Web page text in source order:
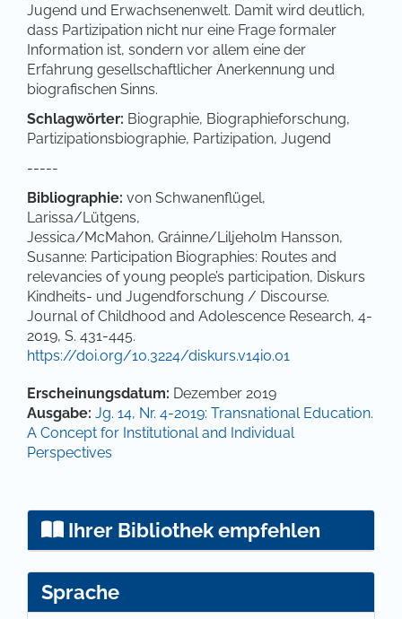
Jugend und Erwachsenenwelt. Damit wird deutlich,
dass Partizipation nicht nur eine Frage formaler
Information ist, sondern vor allem eine der
Erfahrung gesellschaftlicher Anerkennung und
biografischen Sinns.
Schlagwörter: Biographie, Biographieforschung,
Partizipationsbiographie, Partizipation, Jugend
-----
Bibliographie: von Schwanenflügel,
Larissa/Lütgens,
Jessica/McMahon, Gráinne/Liljeholm Hansson,
Susanne: Participation Biographies: Routes and
relevancies of young people’s participation, Diskurs
Kindheits- und Jugendforschung / Discourse.
Journal of Childhood and Adolescence Research, 4-
2019, S. 431-445.
https://doi.org/10.3224/diskurs.v14i0.01
Artikel-Details
Erscheinungsdatum: Dezember 2019
Ausgabe: Jg. 14, Nr. 4-2019: Transnational Education.
A Concept for Institutional and Individual
Perspectives
Ihrer Bibliothek empfehlen
Sprache